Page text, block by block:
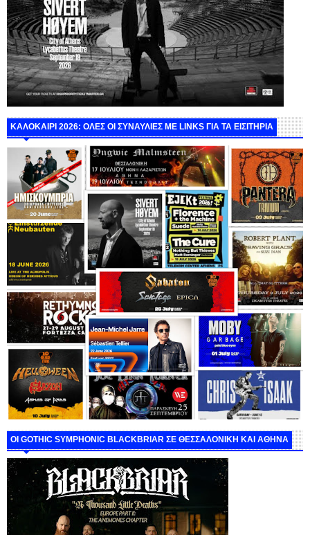
ΚΑΛΟΚΑΙΡΙ 2026: ΟΛΕΣ ΟΙ ΣΥΝΑΥΛΙΕΣ ΜΕ LINKS ΓΙΑ ΤΑ ΕΙΣΙΤΗΡΙΑ
ΟΙ GOTHIC SYMPHONIC BLACKBRIAR ΣΕ ΘΕΣΣΑΛΟΝΙΚΗ ΚΑΙ ΑΘΗΝΑ